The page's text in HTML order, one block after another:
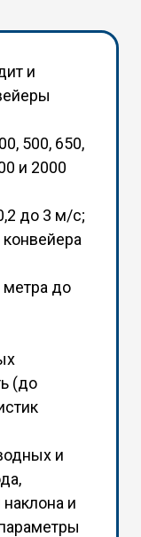
и
500, 650,
и 2000
до 3 м/с;
метра до
(до
и
и